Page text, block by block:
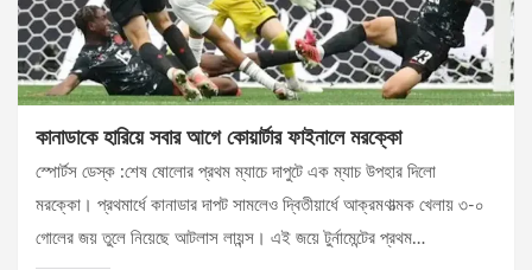
কানাডাকে হারিয়ে সবার আগে কোয়ার্টার ফাইনালে মরক্কো
স্পোর্টস ডেস্ক :শেষ ষোলোর প্রথম ম্যাচে দাপুটে এক ম্যাচ উপহার দিলো
মরক্কো। প্রথমার্ধে কানাডার দাপট সামলেও দ্বিতীয়ার্ধে আক্রমণাত্মক খেলায় ৩-০
গোলের জয় তুলে নিয়েছে আটলাস লায়ন্স। এই জয়ে টুর্নামেন্টের প্রথম…